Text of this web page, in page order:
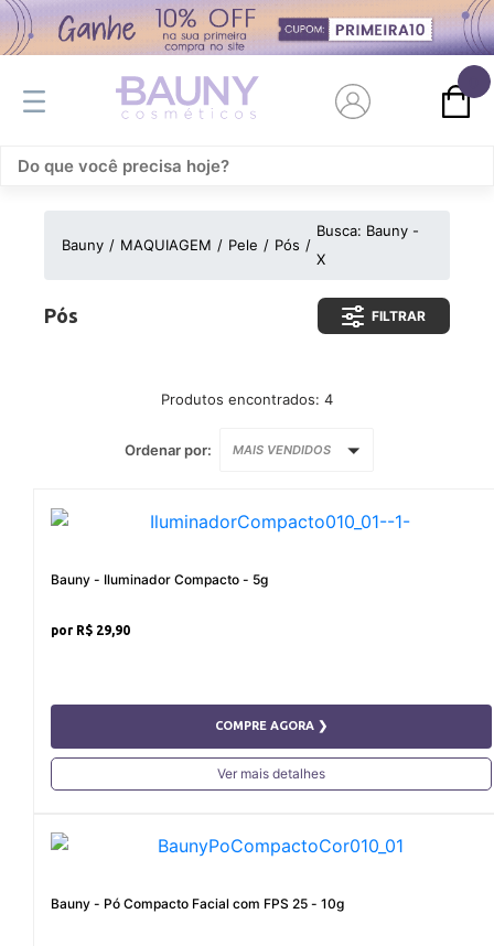
Bauny MAQUIAGEM Pele Pós
Busca: Bauny -
X
Pós FILTRAR
Produtos encontrados: 4
Ordenar por: MAIS VENDIDOS
Bauny - Iluminador Compacto - 5g
R$ 29,90
COMPRE AGORA ❯
Ver mais detalhes
Bauny - Pó Compacto Facial com FPS 25 - 10g